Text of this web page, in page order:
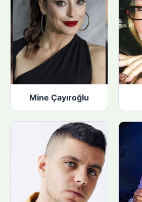
Mine Çayıroğlu